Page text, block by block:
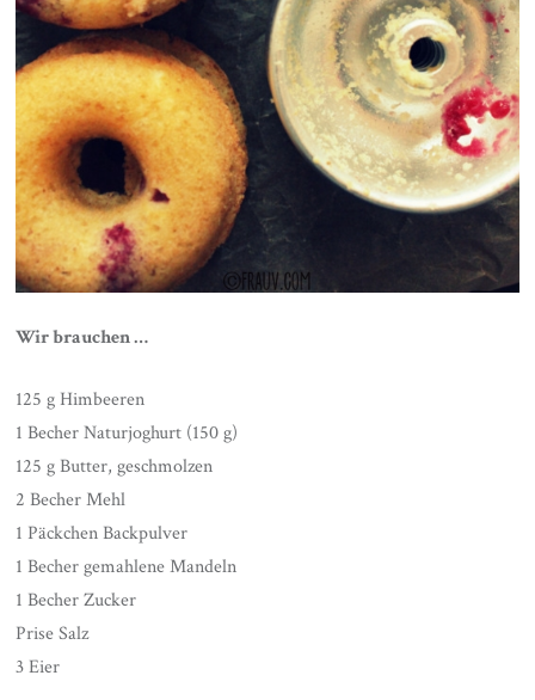
Wir brauchen …
125 g Himbeeren
1 Becher Naturjoghurt (150 g)
125 g Butter, geschmolzen
2 Becher Mehl
1 Päckchen Backpulver
1 Becher gemahlene Mandeln
1 Becher Zucker
Prise Salz
3 Eier